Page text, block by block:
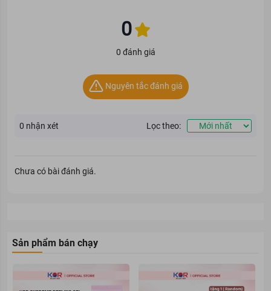
0
0 đánh giá
Nguyên tắc đánh giá
0 nhận xét Lọc theo:
Chưa có bài đánh giá.
Sản phẩm bán chạy